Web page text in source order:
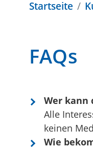
Startseite
FAQs
Wer kann
Alle
keinen
Wie